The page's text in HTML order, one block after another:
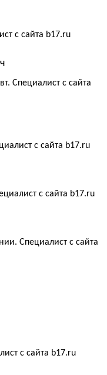
с сайта b17.ru
Специалист с сайта
с сайта b17.ru
с сайта b17.ru
Специалист с сайта
с сайта b17.ru